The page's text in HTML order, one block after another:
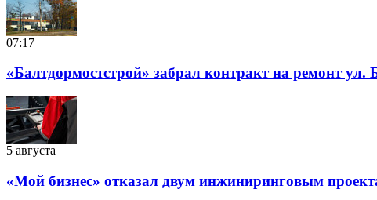
07:17
«Балтдормостстрой» забрал контракт на ремонт
5 августа
«Мой бизнес» отказал двум инжиниринговым